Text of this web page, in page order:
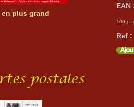
en plus grand
EAN
100
Ref :